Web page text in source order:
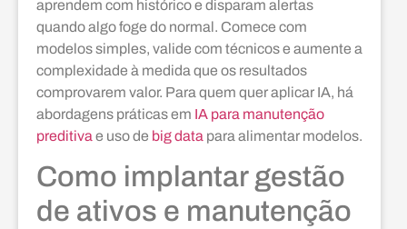
aprendem com histórico e disparam alertas
quando algo foge do normal. Comece com
modelos simples, valide com técnicos e aumente a
complexidade à medida que os resultados
comprovarem valor. Para quem quer aplicar IA, há
abordagens práticas em IA para manutenção
preditiva e uso de big data para alimentar modelos.
Como implantar gestão
de ativos e manutenção